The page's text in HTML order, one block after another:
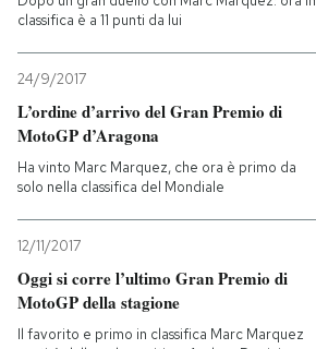
classifica è a 11 punti da lui
24/9/2017
L’ordine d’arrivo del Gran Premio di
MotoGP d’Aragona
Ha vinto Marc Marquez, che ora è primo da
solo nella classifica del Mondiale
12/11/2017
Oggi si corre l’ultimo Gran Premio di
MotoGP della stagione
Il favorito e primo in classifica Marc Marquez